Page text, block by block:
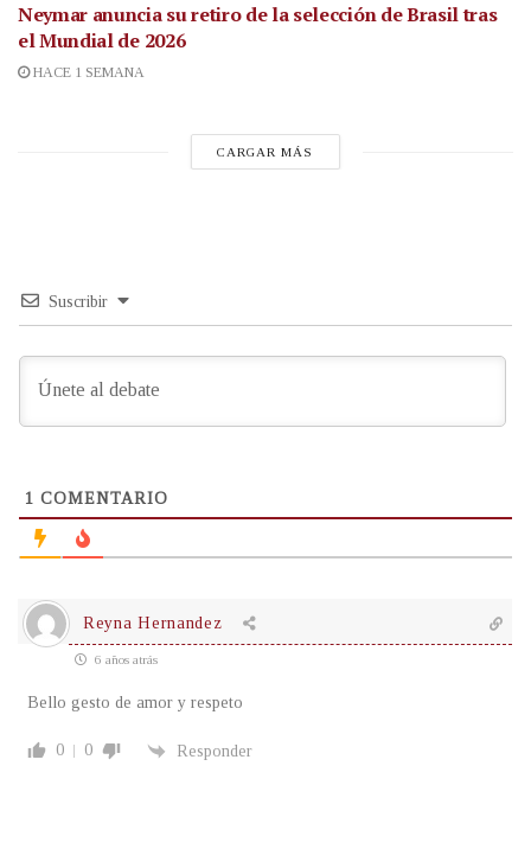
Neymar anuncia su retiro de la selección de Brasil tras
el Mundial de 2026
HACE 1 SEMANA
CARGAR MÁS
Suscribir
1 COMENTARIO
Reyna Hernandez
6 años atrás
Bello gesto de amor y respeto
0 0 Responder